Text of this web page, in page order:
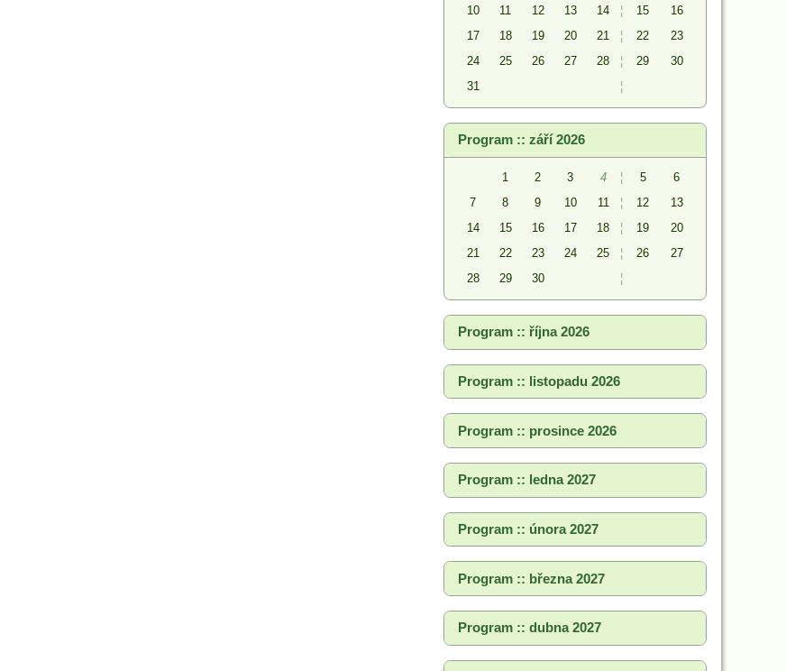
10
11 12 13 14 ¦ 15
16
17
18 19 20 21 ¦ 22
23
24
25 26 27 28 ¦ 29
30
31
¦
Program :: září 2026
1 2 3 4 ¦ 5
6
7
8 9 10 11 ¦ 12
13
14
15 16 17 18 ¦ 19
20
21
22 23 24 25 ¦ 26
27
28
29 30 ¦
Program :: října 2026
Program :: listopadu 2026
Program :: prosince 2026
Program :: ledna 2027
Program :: února 2027
Program :: března 2027
Program :: dubna 2027